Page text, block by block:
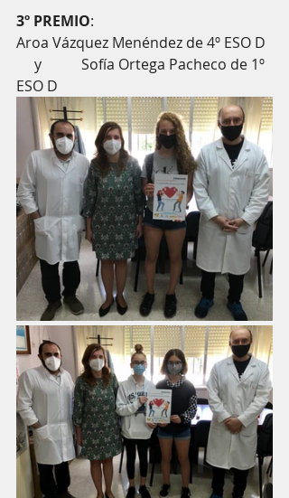
3º PREMIO:
Aroa Vázquez Menéndez de 4º ESO D
     y           Sofía Ortega Pacheco de 1º
ESO D